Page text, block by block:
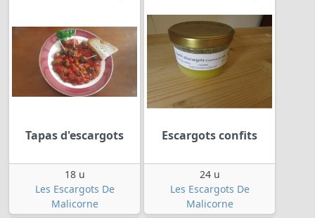
Tapas d'escargots
18 u
Les Escargots De
Malicorne
Escargots confits
24 u
Les Escargots De
Malicorne